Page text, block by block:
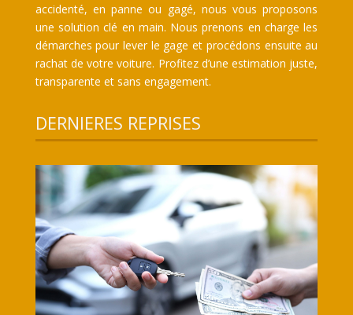
accidenté, en panne ou gagé, nous vous proposons
une solution clé en main. Nous prenons en charge les
démarches pour lever le gage et procédons ensuite au
rachat de votre voiture. Profitez d’une estimation juste,
transparente et sans engagement.
DERNIERES REPRISES